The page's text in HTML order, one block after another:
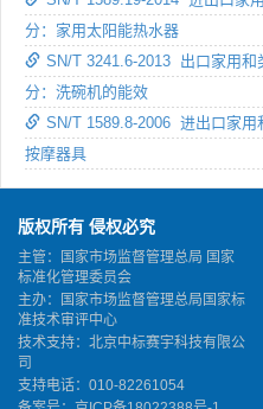
分：家用太阳能热水器
SN/T 3241.6-2013 出口家用和
分：洗碗机的能效
SN/T 1589.8-2006 进出口家用
按摩器具
版权所有 侵权必究
主管：国家市场监督管理总局 国家
标准化管理委员会
主办：国家市场监督管理总局国家标
准技术审评中心
技术支持：北京中标赛宇科技有限公
司
支持电话：010-82261054